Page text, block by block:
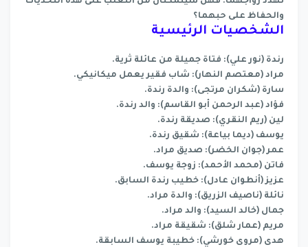
والحفاظ على حبهما؟
الشخصيات الرئيسية
رندة (نور علي): فتاة جميلة من عائلة ثرية.
مراد (معتصم النهار): شاب فقير يعمل ميكانيكي.
سارة (شكران مرتجى): والدة رندة.
فؤاد (عبد الرحمن أبو القاسم): والد رندة.
لين (ريم النقري): صديقة رندة.
يوسف (ديما بياعة): شقيق رندة.
عمر (جوان الخضر): صديق مراد.
فاتن (محمد الأحمد): زوجة يوسف.
عزيز (أنطوان عادل): خطيب رندة السابق.
نائلة (ناصيف الزريق): والدة مراد.
جمال (خالد السيد): والد مراد.
مريم (عمار شلق): شقيقة مراد.
هدى (مروى خورشي): خطيبة يوسف السابقة.